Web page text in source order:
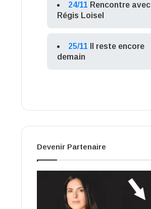
24/11 Rencontre avec
Régis Loisel
25/11
Il reste encore
demain
Devenir Partenaire